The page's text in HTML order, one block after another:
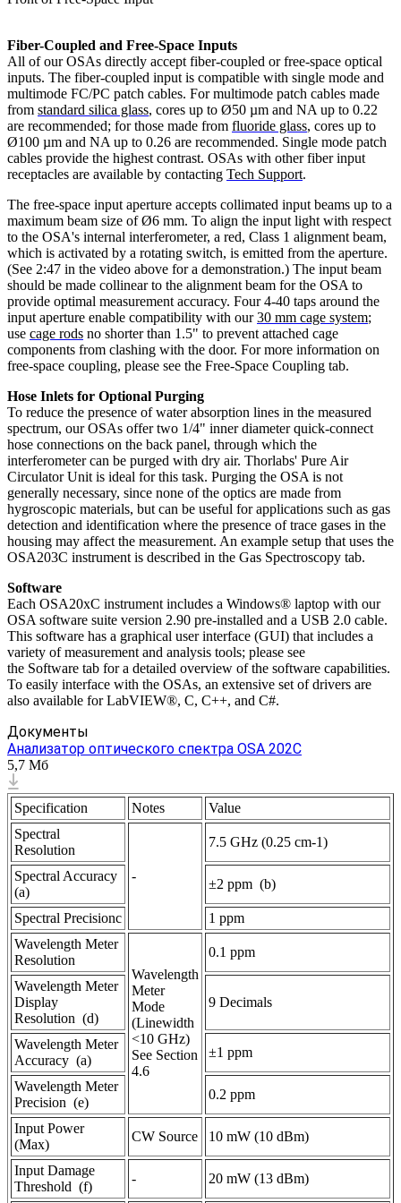
Fiber-Coupled and Free-Space Inputs
All of our OSAs directly accept fiber-coupled or free-space optical
inputs. The fiber-coupled input is compatible with single mode and
multimode FC/PC patch cables. For multimode patch cables made
from standard silica glass, cores up to Ø50 µm and NA up to 0.22
are recommended; for those made from fluoride glass, cores up to
Ø100 µm and NA up to 0.26 are recommended. Single mode patch
cables provide the highest contrast. OSAs with other fiber input
receptacles are available by contacting Tech Support.
The free-space input aperture accepts collimated input beams up to a
maximum beam size of Ø6 mm. To align the input light with respect
to the OSA's internal interferometer, a red, Class 1 alignment beam,
which is activated by a rotating switch, is emitted from the aperture.
(See 2:47 in the video above for a demonstration.) The input beam
should be made collinear to the alignment beam for the OSA to
provide optimal measurement accuracy. Four 4-40 taps around the
input aperture enable compatibility with our30 mm cage system;
use cage rods no shorter than 1.5" to prevent attached cage
components from clashing with the door. For more information on
free-space coupling, please see the Free-Space Coupling tab.
Hose Inlets for Optional Purging
To reduce the presence of water absorption lines in the measured
spectrum, our OSAs offer two 1/4" inner diameter quick-connect
hose connections on the back panel, through which the
interferometer can be purged with dry air. Thorlabs' Pure Air
Circulator Unit is ideal for this task. Purging the OSA is not
generally necessary, since none of the optics are made from
hygroscopic materials, but can be useful for applications such as gas
detection and identification where the presence of trace gases in the
housing may affect the measurement. An example setup that uses the
OSA203C instrument is described in the Gas Spectroscopy tab.
Software
Each OSA20xC instrument includes a Windows® laptop with our
OSA software suite version 2.90 pre-installed and a USB 2.0 cable.
This software has a graphical user interface (GUI) that includes a
variety of measurement and analysis tools; please see
the Software tab for a detailed overview of the software capabilities.
To easily interface with the OSAs, an extensive set of drivers are
also available for LabVIEW®, C, C++, and C#.
Документы
Анализатор оптического спектра OSA 202C
5,7 Мб
Specification Notes
Value
Spectral
Resolution
-
7.5 GHz (0.25 cm-1)
Spectral Accuracy
(a)
±2 ppm (b)
Spectral Precisionc
1 ppm
Wavelength Meter
Resolution
Wavelength
Meter
Mode
(Linewidth
<10 GHz)
See Section
4.6
0.1 ppm
Wavelength Meter
Display
Resolution (d)
9 Decimals
Wavelength Meter
Accuracy (a)
±1 ppm
Wavelength Meter
Precision (e)
0.2 ppm
Input Power
(Max)
CW Source 10 mW (10 dBm)
Input Damage
Threshold (f)
- 20 mW (13 dBm)